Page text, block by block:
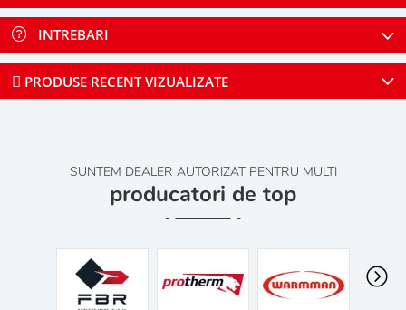
INTREBARI
PRODUSE RECENT VIZUALIZATE
SUNTEM DEALER AUTORIZAT PENTRU MULTI
producatori de top